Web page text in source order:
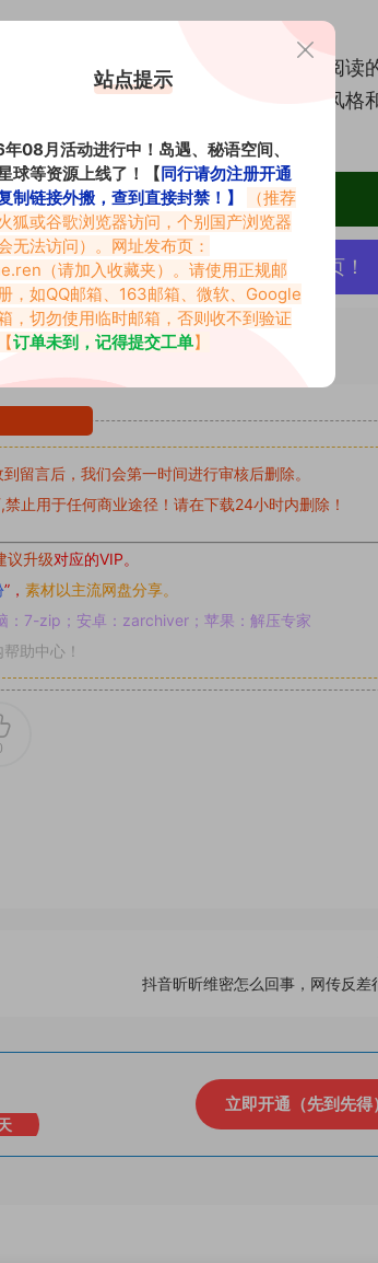
一种独有的和谐之美。不论是安静阅读
以自己的方式，诠释着与众不同的风格
逐一归档方便收藏！
无露点、需求请绕道，关闭本站网页！
。
4840.html
到留言后，我们会第一时间进行审核后删除。
止用于任何商业途径！请在下载24小时内删除！
议升级对应的VIP。
”， 素材以主流网盘分享。
：7-zip；安卓：zarchiver；苹果：解压专家
助中心！
抖音昕昕维密怎么回事，网传反差
立即开通（先到先得）
站点提示
08月活动进行中！岛遇、秘语空间、
球等资源上线了！【同行请勿注册开通
制链接外搬，查到直接封禁！】
（推荐
狐或谷歌浏览器访问，个别国产浏览器
无法访问）。网址发布页：
（请加入收藏夹）。请使用正规邮
，如QQ邮箱、163邮箱、微软、Google
，切勿使用临时邮箱，否则收不到验证
订单未到，记得提交工单】